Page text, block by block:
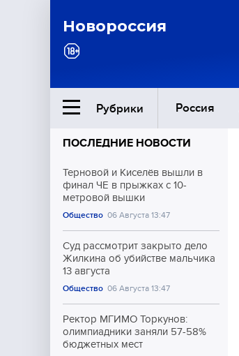
Новороссия
Рубрики Россия
Ближний Восток
Общество
Культура
ПОСЛЕДНИЕ НОВОСТИ
Терновой и Киселёв вышли в
финал ЧЕ в прыжках с 10-
метровой вышки
Общество 06 Августа 13:47
Суд рассмотрит закрыто дело
Жилкина об убийстве мальчика
13 августа
Общество 06 Августа 13:47
Ректор МГИМО Торкунов:
олимпиадники заняли 57-58%
бюджетных мест